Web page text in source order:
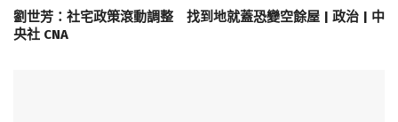
劉世芳：社宅政策滾動調整 找到地就蓋恐變空餘屋 | 政治 | 中
央社 CNA